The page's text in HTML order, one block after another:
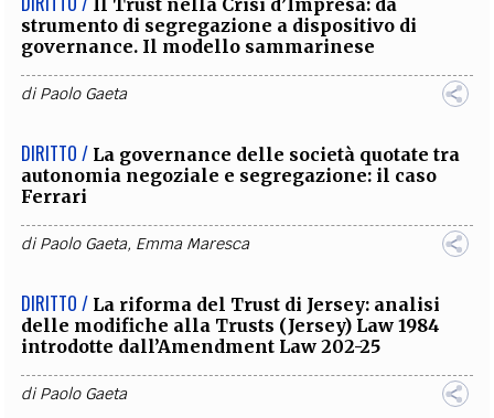
strumento di segregazione a dispositivo di
governance. Il modello sammarinese
diPaolo Gaeta
DIRITTO / La governance delle società quotate tra
autonomia negoziale e segregazione: il caso
Ferrari
diPaolo Gaeta, Emma Maresca
DIRITTO / La riforma del Trust di Jersey: analisi
delle modifiche alla Trusts (Jersey) Law 1984
introdotte dall’Amendment Law 202-25
diPaolo Gaeta